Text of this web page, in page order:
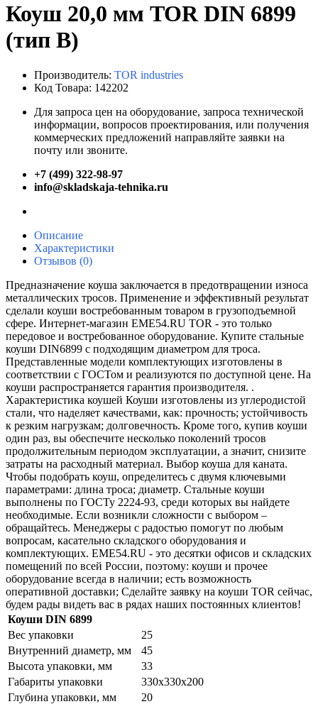
Коуш 20,0 мм TOR DIN 6899
(тип B)
Производитель: TOR industries
Код Товара: 142202
Для запроса цен на оборудование, запроса технической
информации, вопросов проектирования, или получения
коммерческих предложений направляйте заявки на
почту или звоните.
+7 (499) 322-98-97
info@skladskaja-tehnika.ru
Описание
Характеристики
Отзывов (0)
Предназначение коуша заключается в предотвращении износа
металлических тросов. Применение и эффективный результат
сделали коуши востребованным товаром в грузоподъемной
сфере. Интернет-магазин EME54.RU TOR - это только
передовое и востребованное оборудование. Купите стальные
коуши DIN6899 с подходящим диаметром для троса.
Представленные модели комплектующих изготовлены в
соответствии с ГОСТом и реализуются по доступной цене. На
коуши распространяется гарантия производителя. .
Характеристика коушей Коуши изготовлены из углеродистой
стали, что наделяет качествами, как: прочность; устойчивость
к резким нагрузкам; долговечность. Кроме того, купив коуши
один раз, вы обеспечите несколько поколений тросов
продолжительным периодом эксплуатации, а значит, снизите
затраты на расходный материал. Выбор коуша для каната.
Чтобы подобрать коуш, определитесь с двумя ключевыми
параметрами: длина троса; диаметр. Стальные коуши
выполнены по ГОСТу 2224-93, среди которых вы найдете
необходимые. Если возникли сложности с выбором –
обращайтесь. Менеджеры с радостью помогут по любым
вопросам, касательно складского оборудования и
комплектующих. EME54.RU - это десятки офисов и складских
помещений по всей России, поэтому: коуши и прочее
оборудование всегда в наличии; есть возможность
оперативной доставки; Сделайте заявку на коуши TOR сейчас,
будем рады видеть вас в рядах наших постоянных клиентов!
Коуши DIN 6899
Вес упаковки
25
Внутренний диаметр, мм
45
Высота упаковки, мм
33
Габариты упаковки
330х330х200
Глубина упаковки, мм
20